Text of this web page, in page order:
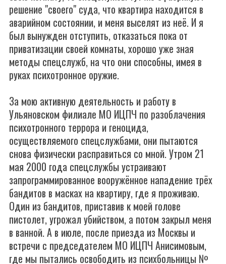
решение "своего" суда, что квартира находится в
аварийном состоянии, и меня выселят из неё. И я
был вынужден отступить, отказаться пока от
приватизации своей комнаты, хорошо уже зная
методы спецслужб, на что они способны, имея в
руках психотронное оружие.
За мою активную деятельность и работу в
Ульяновском филиале МО ИЦПЧ по разоблачения
психотронного террора и геноцида,
осуществляемого спецслужбами, они пытаются
снова физически расправиться со мной. Утром 21
мая 2000 года спецслужбы устраивают
запрограммированное вооружённое нападение трёх
бандитов в масках на квартиру, где я проживаю.
Один из бандитов, приставив к моей голове
пистолет, угрожал убийством, а потом закрыл меня
в ванной. А в июле, после приезда из Москвы и
встречи с председателем МО ИЦПЧ Анисимовым,
где мы пытались освободить из психбольницы №